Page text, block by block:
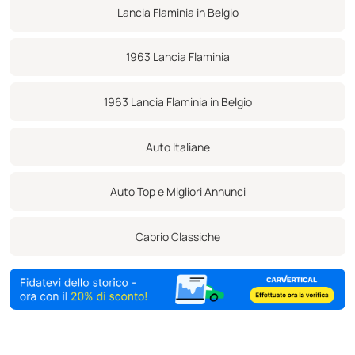
bell'esemplare qui offerto è equipaggiato con l'ambita
carburatori Weber a doppia gola.
secondo i documenti è stato immatricolato per la prima volta nel
ancora un libretto italiano registrato. Questa bella Cabriolet
corso degli anni, tra cui una recente sostituzione della capote, e si
Dopo un lungo soggiorno in Italia, l'auto è arrivata in Belgio intorno
stata utilizzata come previsto: per le belle serate estive e per
eventi e viaggi classici di alta qualità.
Lancia Flaminia in Belgio
1963 Lancia Flaminia
1963 Lancia Flaminia in Belgio
Auto Italiane
Auto Top e Migliori Annunci
Cabrio Classiche